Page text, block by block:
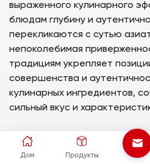
выраженного кулинарного
блюдам глубину и
перекликаются с сутью
непоколебимая
традициям укрепляет
совершенства и
кулинарных ингредиентов,
сильный вкус и
ПУВИ (Индия)
Дом Продукты